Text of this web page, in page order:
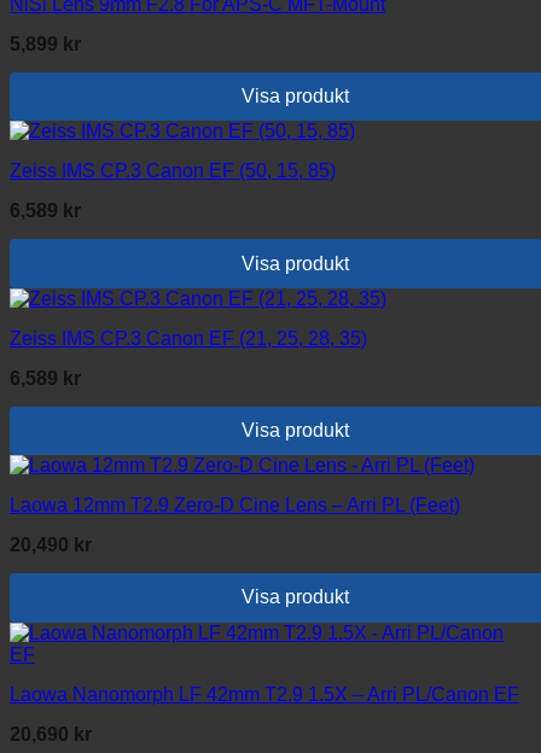
varianter.
olika
alternativen
väljas
på
5,899 kr
Visa produkt
Zeiss IMS CP.3 Canon EF (50, 15, 85)
6,589 kr
Visa produkt
Zeiss IMS CP.3 Canon EF (21, 25, 28, 35)
6,589 kr
Visa produkt
Laowa 12mm T2.9 Zero-D Cine Lens – Arri PL (Feet)
20,490 kr
Visa produkt
Laowa Nanomorph LF 42mm T2.9 1.5X – Arri PL/Canon EF
20,690 kr